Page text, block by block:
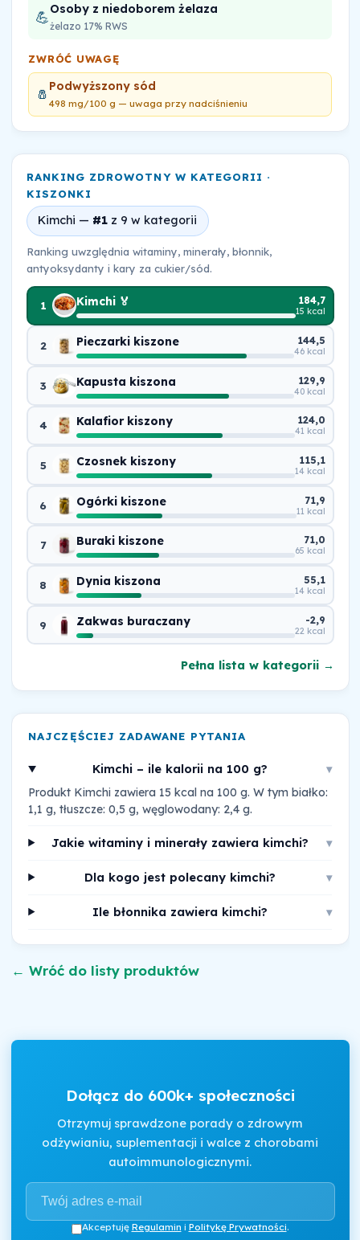
💪Osoby z niedoborem żelaza
żelazo 17% RWS
ZWRÓĆ UWAGĘ
🧂 Podwyższony sód
498 mg/100 g — uwaga przy nadciśnieniu
RANKING ZDROWOTNY W KATEGORII ·
KISZONKI
Kimchi — #1 z 9 w kategorii
Ranking uwzględnia witaminy, minerały, błonnik,
antyoksydanty i kary za cukier/sód.
1 Kimchi 🏅 184,7
15 kcal
2 Pieczarki kiszone 144,5
46 kcal
3 Kapusta kiszona 129,9
40 kcal
4 Kalafior kiszony 124,0
41 kcal
5 Czosnek kiszony 115,1
14 kcal
6 Ogórki kiszone 71,9
11 kcal
7 Buraki kiszone 71,0
65 kcal
8 Dynia kiszona 55,1
14 kcal
9 Zakwas buraczany -2,9
22 kcal
Pełna lista w kategorii →
NAJCZĘŚCIEJ ZADAWANE PYTANIA
Kimchi – ile kalorii na 100 g? ▾
Produkt Kimchi zawiera 15 kcal na 100 g. W tym białko:
1,1 g, tłuszcze: 0,5 g, węglowodany: 2,4 g.
Jakie witaminy i minerały zawiera kimchi? ▾
Dla kogo jest polecany kimchi? ▾
Ile błonnika zawiera kimchi? ▾
← Wróć do listy produktów
Dołącz do 600k+ społeczności
Otrzymuj sprawdzone porady o zdrowym
odżywianiu, suplementacji i walce z chorobami
autoimmunologicznymi.
Akceptuję Regulamin i Politykę Prywatności.